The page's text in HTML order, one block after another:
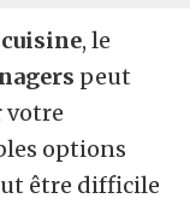
cuisine, le
peut
votre
options
être difficile